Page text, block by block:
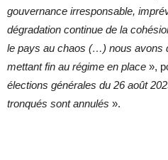
gouvernance irresponsable,
dégradation continue de la
le pays au chaos (…) nous avons
mettant fin au régime en place »,
élections générales du 26 août
tronqués sont annulés ».